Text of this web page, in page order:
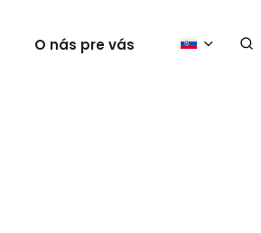
O nás pre vás Vaše plagáty